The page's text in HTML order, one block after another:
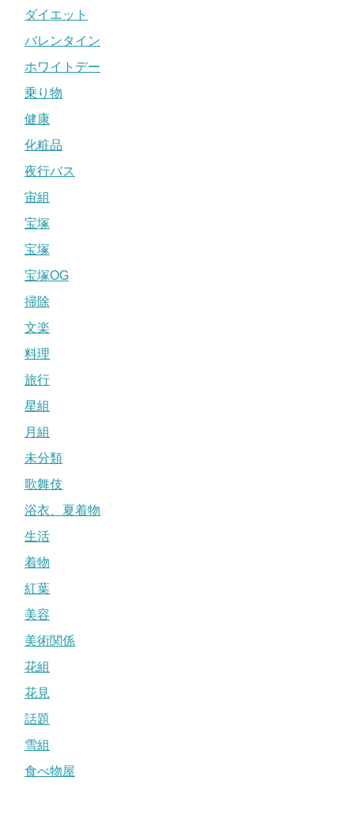
ダイエット
バレンタイン
ホワイトデー
乗り物
健康
化粧品
夜行バス
宙組
宝塚
宝塚
宝塚OG
掃除
文楽
料理
旅行
星組
月組
未分類
歌舞伎
浴衣、夏着物
生活
着物
紅葉
美容
美術関係
花組
花見
話題
雪組
食べ物屋